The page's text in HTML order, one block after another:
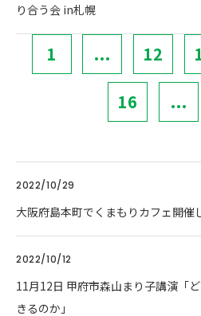
り合う会 in札幌
1 ... 12
16 ...
2022/10/29
大阪府島本町でくまもりカフェ開催
2022/10/12
11月12日 甲府市森山まり子講演「
きるのか」